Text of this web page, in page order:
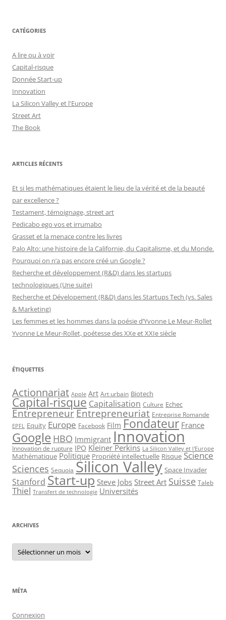
CATÉGORIES
A lire ou à voir
Capital-risque
Donnée Start-up
Innovation
La Silicon Valley et l'Europe
Street Art
The Book
ARTICLES RÉCENTS
Et si les mathématiques étaient le lieu de la vérité et de la beauté
par excellence ?
Testament, témoignage, street art
Pedicabo ego vos et irrumabo
Grasset et la menace contre les livres
Palo Alto: une histoire de la Californie, du Capitalisme, et du Monde.
Pourquoi on n’a pas encore créé un Google ?
Recherche et développement (R&D) dans les startups
technologiques (Une suite)
Recherche et Dévelopement (R&D) dans les Startups Tech (vs. Sales
& Marketing)
Les femmes et les hommes dans la poésie d’Yvonne Le Meur-Rollet
Yvonne Le Meur-Rollet, poétesse des XXe et XXIe siècle
ÉTIQUETTES
Actionnariat Apple Art Art urbain Biotech
Capital-risque Capitalisation Culture Echec
EntrepreneurEntrepreneuriat Entreprise Romande
EPFL Equity Europe Facebook Film Fondateur France
Google HBO Immigrant Innovation
Innovation de rupture IPO Kleiner Perkins La Silicon Valley et l'Europe
Mathématique Politique Propriété intellectuelle Risque Science
Sciences Sequoia Silicon Valley Space Invader
Stanford Start-up Steve Jobs Street Art Suisse Taleb
Thiel Transfert de technologie Universités
ARCHIVES
Archives
MÉTA
Connexion